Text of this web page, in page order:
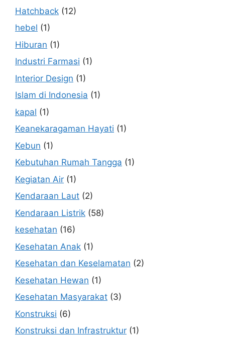
Hatchback (12)
hebel (1)
Hiburan (1)
Industri Farmasi (1)
Interior Design (1)
Islam di Indonesia (1)
kapal (1)
Keanekaragaman Hayati (1)
Kebun (1)
Kebutuhan Rumah Tangga (1)
Kegiatan Air (1)
Kendaraan Laut (2)
Kendaraan Listrik (58)
kesehatan (16)
Kesehatan Anak (1)
Kesehatan dan Keselamatan (2)
Kesehatan Hewan (1)
Kesehatan Masyarakat (3)
Konstruksi (6)
Konstruksi dan Infrastruktur (1)